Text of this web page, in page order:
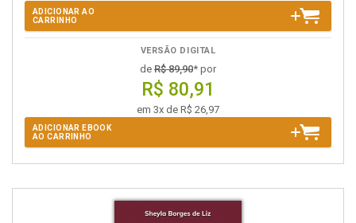
ADICIONAR AO
CARRINHO
VERSÃO DIGITAL
de R$ 89,90* por
R$ 80,91
em 3x de R$ 26,97
ADICIONAR EBOOK
AO CARRINHO